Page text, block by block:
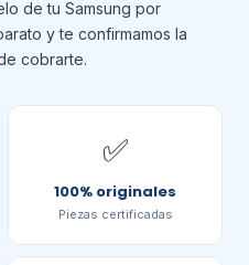
de tu Samsung por
y te confirmamos la
cobrarte.
✅
100% originales
Piezas certificadas